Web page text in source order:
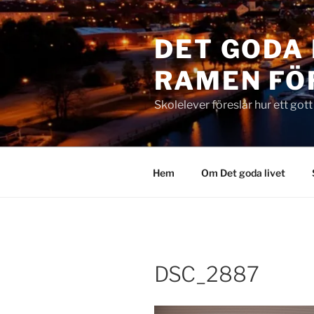
Hoppa
till
DET
RAMEN
Skolelever föreslår hur ett
Hem Om Det goda livet
DSC_2887